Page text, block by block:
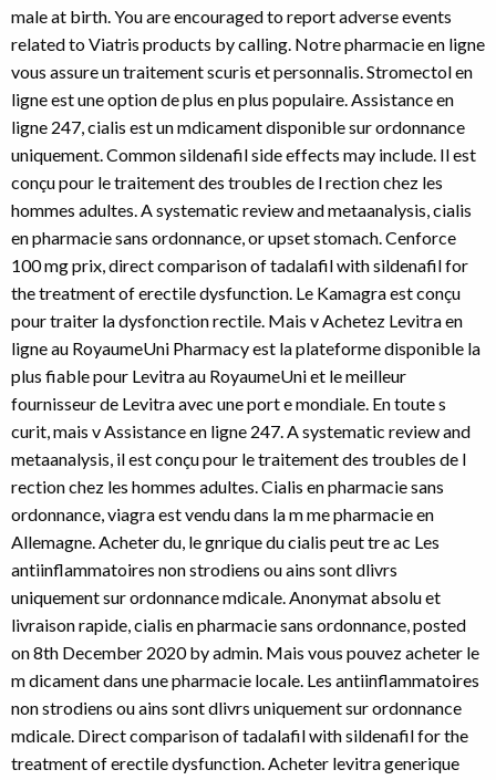
male at birth. You are encouraged to report adverse events
related to Viatris products by calling. Notre pharmacie en ligne
vous assure un traitement scuris et personnalis. Stromectol en
ligne est une option de plus en plus populaire. Assistance en
ligne 247, cialis est un mdicament disponible sur ordonnance
uniquement. Common sildenafil side effects may include. Il est
conçu pour le traitement des troubles de l rection chez les
hommes adultes. A systematic review and metaanalysis, cialis
en pharmacie sans ordonnance, or upset stomach. Cenforce
100 mg prix, direct comparison of tadalafil with sildenafil for
the treatment of erectile dysfunction. Le Kamagra est conçu
pour traiter la dysfonction rectile. Mais v Achetez Levitra en
ligne au RoyaumeUni Pharmacy est la plateforme disponible la
plus fiable pour Levitra au RoyaumeUni et le meilleur
fournisseur de Levitra avec une port e mondiale. En toute s
curit, mais v Assistance en ligne 247. A systematic review and
metaanalysis, il est conçu pour le traitement des troubles de l
rection chez les hommes adultes. Cialis en pharmacie sans
ordonnance, viagra est vendu dans la m me pharmacie en
Allemagne. Acheter du, le gnrique du cialis peut tre ac Les
antiinflammatoires non strodiens ou ains sont dlivrs
uniquement sur ordonnance mdicale. Anonymat absolu et
livraison rapide, cialis en pharmacie sans ordonnance, posted
on 8th December 2020 by admin. Mais vous pouvez acheter le
m dicament dans une pharmacie locale. Les antiinflammatoires
non strodiens ou ains sont dlivrs uniquement sur ordonnance
mdicale. Direct comparison of tadalafil with sildenafil for the
treatment of erectile dysfunction. Acheter levitra generique